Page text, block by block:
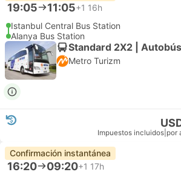
19:05 11:05+1 16h
Istanbul Central Bus Station
Alanya Bus Station
Standard 2X2 | Autobús
Metro Turizm
Impuestos incluidos por
Confirmación instantánea
16:20 09:20+1 17h